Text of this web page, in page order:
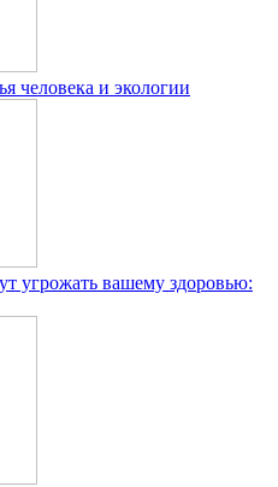
человека и экологии
угрожать вашему здоровью: